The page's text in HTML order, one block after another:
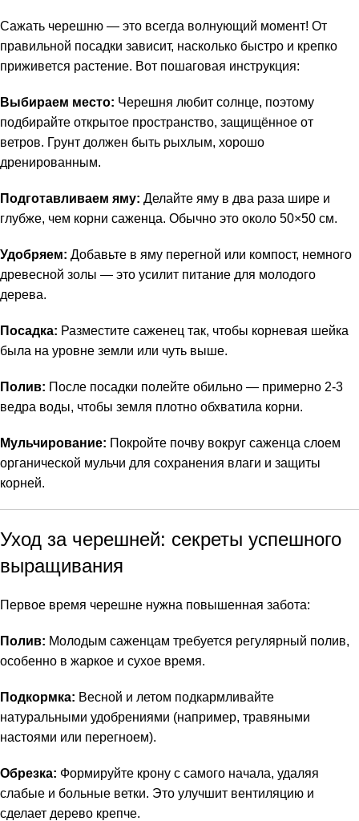
Сажать черешню — это всегда волнующий момент! От
правильной посадки зависит, насколько быстро и крепко
приживется растение. Вот пошаговая инструкция:
Выбираем место: Черешня любит солнце, поэтому
подбирайте открытое пространство, защищённое от
ветров. Грунт должен быть рыхлым, хорошо
дренированным.
Подготавливаем яму: Делайте яму в два раза шире и
глубже, чем корни саженца. Обычно это около 50×50 см.
Удобряем: Добавьте в яму перегной или компост, немного
древесной золы — это усилит питание для молодого
дерева.
Посадка: Разместите саженец так, чтобы корневая шейка
была на уровне земли или чуть выше.
Полив: После посадки полейте обильно — примерно 2-3
ведра воды, чтобы земля плотно обхватила корни.
Мульчирование: Покройте почву вокруг саженца слоем
органической мульчи для сохранения влаги и защиты
корней.
Уход за черешней: секреты успешного
выращивания
Первое время черешне нужна повышенная забота:
Полив: Молодым саженцам требуется регулярный полив,
особенно в жаркое и сухое время.
Подкормка: Весной и летом подкармливайте
натуральными удобрениями (например, травяными
настоями или перегноем).
Обрезка: Формируйте крону с самого начала, удаляя
слабые и больные ветки. Это улучшит вентиляцию и
сделает дерево крепче.